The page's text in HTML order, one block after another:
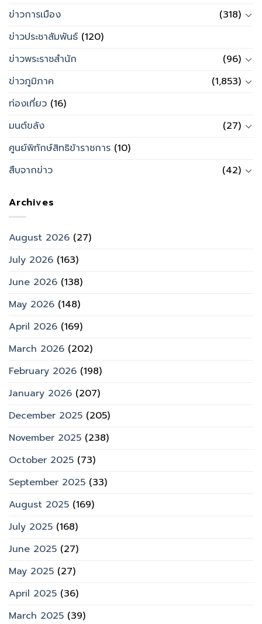
ข่าวการเมือง
(318)
ข่าวประชาสัมพันธ์ (120)
ข่าวพระราชสำนัก
(96)
ข่าวภูมิภาค
(1,853)
ท่องเที่ยว (16)
มนต์ขลัง
(27)
ศูนย์พิทักษ์สิทธิข้าราชการ (10)
สืบจากข่าว
(42)
Archives
August 2026 (27)
July 2026 (163)
June 2026 (138)
May 2026 (148)
April 2026 (169)
March 2026 (202)
February 2026 (198)
January 2026 (207)
December 2025 (205)
November 2025 (238)
October 2025 (73)
September 2025 (33)
August 2025 (169)
July 2025 (168)
June 2025 (27)
May 2025 (27)
April 2025 (36)
March 2025 (39)